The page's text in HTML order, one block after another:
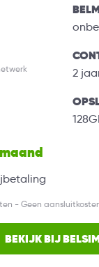
2
- Geen
BEKIJK BIJ